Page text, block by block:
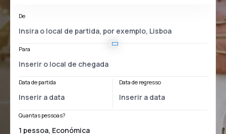
De
Para
Data de partida Data de regresso
Quantas pessoas?